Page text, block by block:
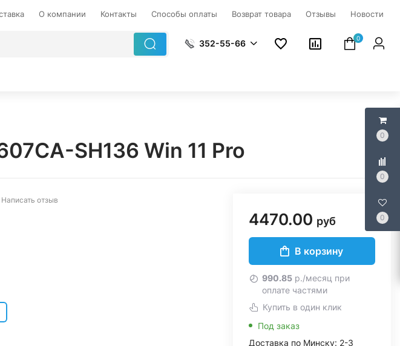
0
0
0
О компании Контакты Способы оплаты Возврат товара Отзывы Новости
352-55-66
0
SH136 Win 11 Pro
Написать отзыв
4470.00 руб
В корзину
990.85р./месяц при
оплате частями
Купить в один клик
Под заказ
Доставка по Минску: 2-3